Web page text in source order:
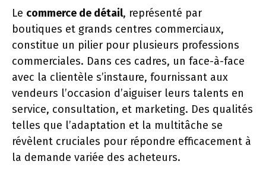
Le commerce de détail, représenté par
boutiques et grands centres commerciaux,
constitue un pilier pour plusieurs professions
commerciales. Dans ces cadres, un face-à-face
avec la clientèle s’instaure, fournissant aux
vendeurs l’occasion d’aiguiser leurs talents en
service, consultation, et marketing. Des qualités
telles que l’adaptation et la multitâche se
révèlent cruciales pour répondre efficacement à
la demande variée des acheteurs.